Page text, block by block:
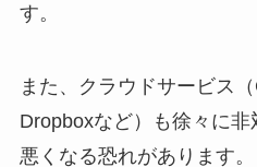
す。
また、クラウドサービス（
Dropboxなど）も徐々に
悪くなる恐れがあります。